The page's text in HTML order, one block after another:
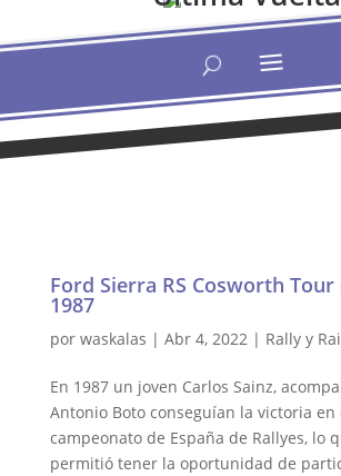
Ford Sierra RS Cosworth Tour
1987
por waskalas | Abr 4, 2022| Rally y
En 1987 un joven Carlos Sainz,
Antonio Boto conseguían la victoria en
campeonato de España de Rallyes, lo
permitió tener la oportunidad de